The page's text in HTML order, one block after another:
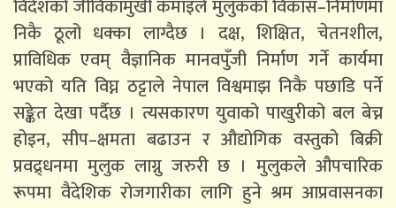
विदेशको जीविकामुखी कमाइले मुलुकको विकास–निर्माणमा
निकै ठूलो धक्का लाग्दैछ । दक्ष, शिक्षित, चेतनशील,
प्राविधिक एवम् वैज्ञानिक मानवपुँजी निर्माण गर्ने कार्यमा
भएको यति विघ्न ठट्टाले नेपाल विश्वमाझ निकै पछाडि पर्ने
सङ्केत देखा पर्दैछ । त्यसकारण युवाको पाखुरीको बल बेच्न
होइन, सीप–क्षमता बढाउन र औद्योगिक वस्तुको बिक्री
प्रवद्र्धनमा मुलुक लाग्नु जरुरी छ । मुलुकले औपचारिक
रूपमा वैदेशिक रोजगारीका लागि हुने श्रम आप्रवासनका